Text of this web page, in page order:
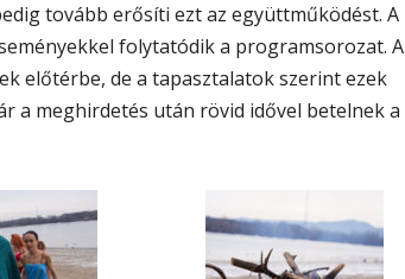
tovább erősíti ezt az együttműködést. A
folytatódik a programsorozat. A
előtérbe, de a tapasztalatok szerint ezek
a meghirdetés után rövid idővel betelnek a